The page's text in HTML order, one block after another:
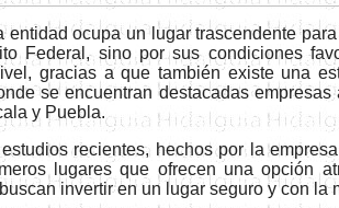
entidad ocupa un lugar trascendente
Federal, sino por sus condiciones
gracias a que también existe una
se encuentran destacadas
y Puebla.
recientes, hechos por la
lugares que ofrecen una opción
invertir en un lugar seguro ycon la